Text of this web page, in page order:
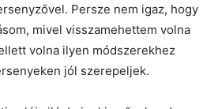
Persze nem igaz, hogy
mivel visszamehettem volna
volna ilyen módszerekhez
jól szerepeljek.